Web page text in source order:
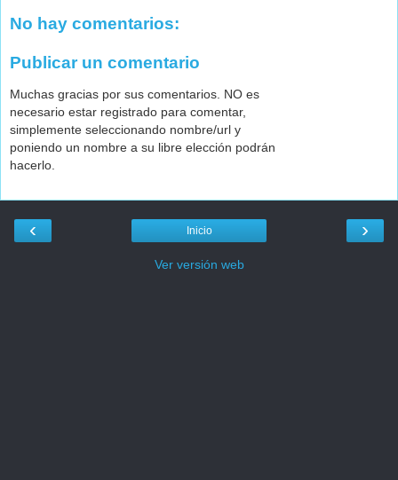
No hay comentarios:
Publicar un comentario
Muchas gracias por sus comentarios. NO es
necesario estar registrado para comentar,
simplemente seleccionando nombre/url y
poniendo un nombre a su libre elección podrán
hacerlo.
‹ ›
Inicio
Ver versión web